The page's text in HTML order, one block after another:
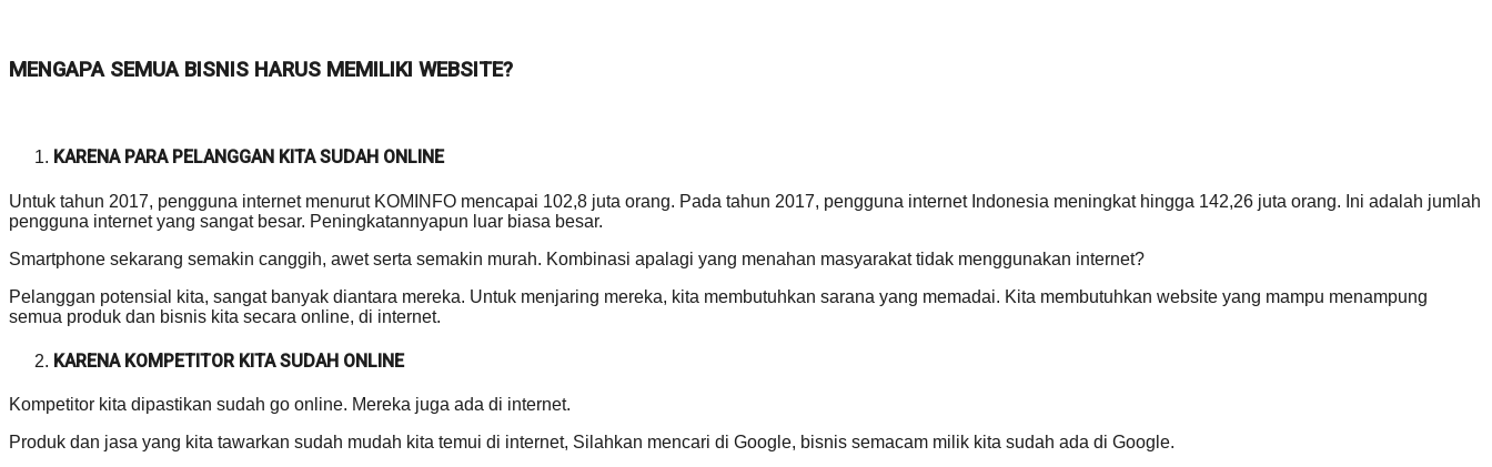
MENGAPA SEMUA BISNIS HARUS MEMILIKI WEBSITE?
KARENA PARA PELANGGAN KITA SUDAH ONLINE
Untuk tahun 2017, pengguna internet menurut KOMINFO mencapai 102,8 juta orang. Pada tahun 2017, pengguna internet Indonesia meningkat hingga 142,26 juta orang. Ini adalah jumlah
pengguna internet yang sangat besar. Peningkatannyapun luar biasa besar.
Smartphone sekarang semakin canggih, awet serta semakin murah. Kombinasi apalagi yang menahan masyarakat tidak menggunakan internet?
Pelanggan potensial kita, sangat banyak diantara mereka. Untuk menjaring mereka, kita membutuhkan sarana yang memadai. Kita membutuhkan website yang mampu menampung
semua produk dan bisnis kita secara online, di internet.
KARENA KOMPETITOR KITA SUDAH ONLINE
Kompetitor kita dipastikan sudah go online. Mereka juga ada di internet.
Produk dan jasa yang kita tawarkan sudah mudah kita temui di internet, Silahkan mencari di Google, bisnis semacam milik kita sudah ada di Google.